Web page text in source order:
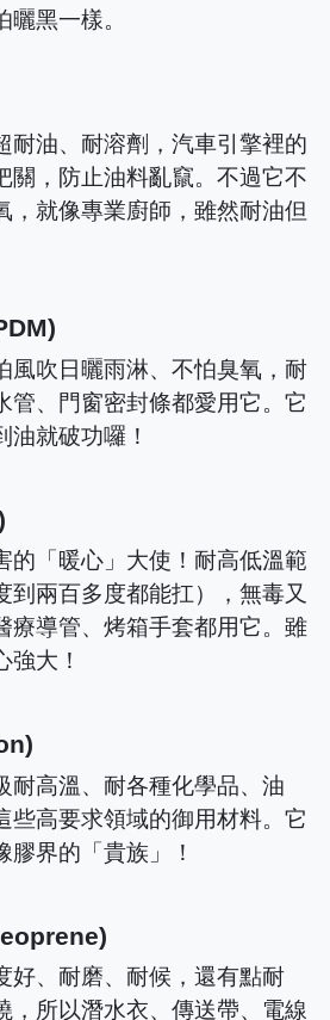
黑一樣。
耐油、耐溶劑，汽車引擎裡的
關，防止油料亂竄。不過它不
，就像專業廚師，雖然耐油但
風吹日曬雨淋、不怕臭氧，耐
管、門窗密封條都愛用它。它
油就破功囉！
的「暖心」大使！耐高低溫範
到兩百多度都能扛），無毒又
療導管、烤箱手套都用它。雖
強大！
耐高溫、耐各種化學品、油
些高要求領域的御用材料。它
膠界的「貴族」！
好、耐磨、耐候，還有點耐
，所以潛水衣、傳送帶、電線